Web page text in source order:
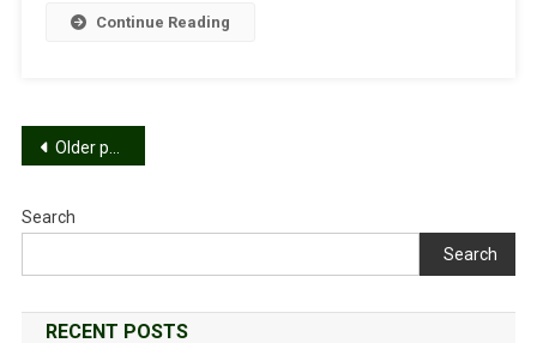
Continue Reading
Posts
Older posts
Search
Search
RECENT POSTS